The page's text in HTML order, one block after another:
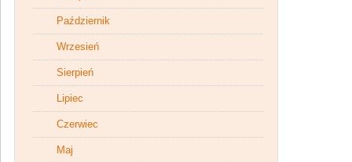
Październik
Wrzesień
Sierpień
Lipiec
Czerwiec
Maj